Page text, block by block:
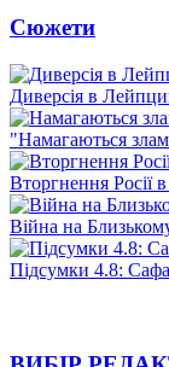
Сюжети
Диверсія в
"Намагаються
Вторгнення Росії
Війна на
Підсумки 4.8: